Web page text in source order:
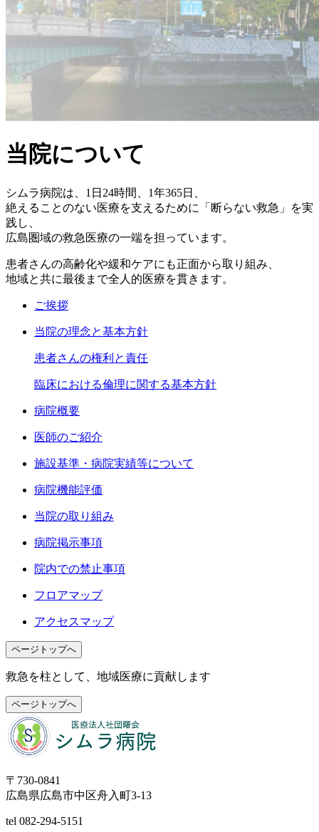
当院について
シムラ病院は、1日24時間、1年365日、
絶えることのない医療を支えるために「断らない救急」を実
践し、
広島圏域の救急医療の一端を担っています。
患者さんの高齢化や緩和ケアにも正面から取り組み、
地域と共に最後まで全人的医療を貫きます。
ご挨拶
当院の理念と基本方針
患者さんの権利と責任
臨床における倫理に関する基本方針
病院概要
医師のご紹介
施設基準・病院実績等について
病院機能評価
当院の取り組み
病院掲示事項
院内での禁止事項
フロアマップ
アクセスマップ
ページトップへ
救急を柱として、地域医療に貢献します
ページトップへ
〒730-0841
広島県広島市中区舟入町3-13
tel 082-294-5151